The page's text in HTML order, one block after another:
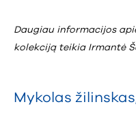
Daugiau informacijos
kolekciją teikia Irmantė
Mykolas žilinskas